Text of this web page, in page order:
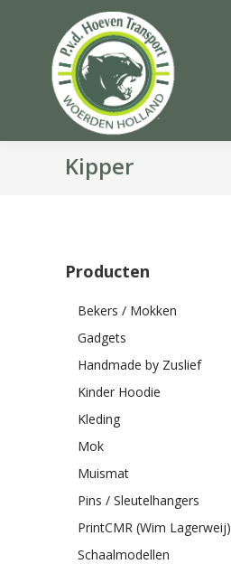
Kipper
Producten
Bekers / Mokken
Gadgets
Handmade by Zuslief
Kinder Hoodie
Kleding
Mok
Muismat
Pins / Sleutelhangers
PrintCMR (Wim Lagerweij)
Schaalmodellen